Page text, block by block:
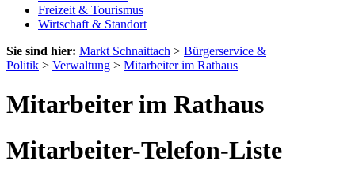
Freizeit & Tourismus
Wirtschaft & Standort
Sie sind hier: Markt Schnaittach > Bürgerservice &
Politik > Verwaltung > Mitarbeiter im Rathaus
Mitarbeiter im Rathaus
Mitarbeiter-Telefon-Liste